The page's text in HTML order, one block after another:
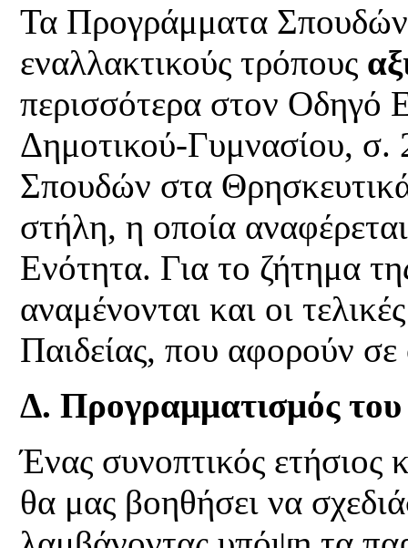
Τα Προγράμματα
εναλλακτικούς τρόπους
περισσότερα στον Οδηγό
Δημοτικού-Γυμνασίου,
Σπουδών στα
στήλη, η οποία
Ενότητα. Για το ζήτημα
αναμένονται και οι
Παιδείας, που αφορούν
Δ. Προγραμματισμός του
Ένας συνοπτικός ετήσιος
θα μας βοηθήσει να